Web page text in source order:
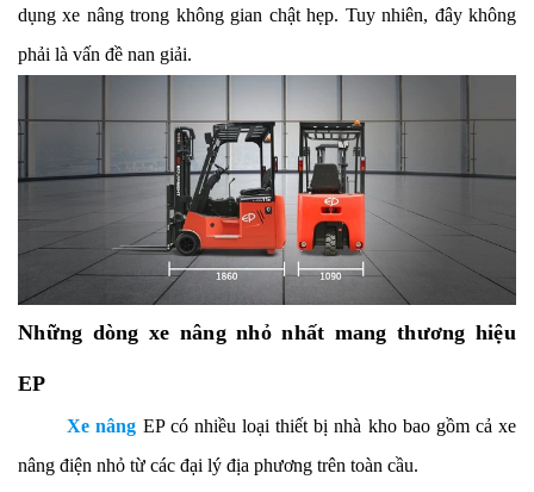
dụng xe nâng trong không gian chật hẹp. Tuy nhiên, đây không
phải là vấn đề nan giải.
Những dòng xe nâng nhỏ nhất mang thương hiệu
EP
Xe nâng EP có nhiều loại thiết bị nhà kho bao gồm cả xe
nâng điện nhỏ từ các đại lý địa phương trên toàn cầu.